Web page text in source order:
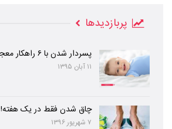
پربازدیدها
پسردار شدن با ۶ راهکار معجزه‌آسا
۱۱ آبان ۱۳۹۵
چاق شدن فقط در یک هفته!
۷ شهریور ۱۳۹۶